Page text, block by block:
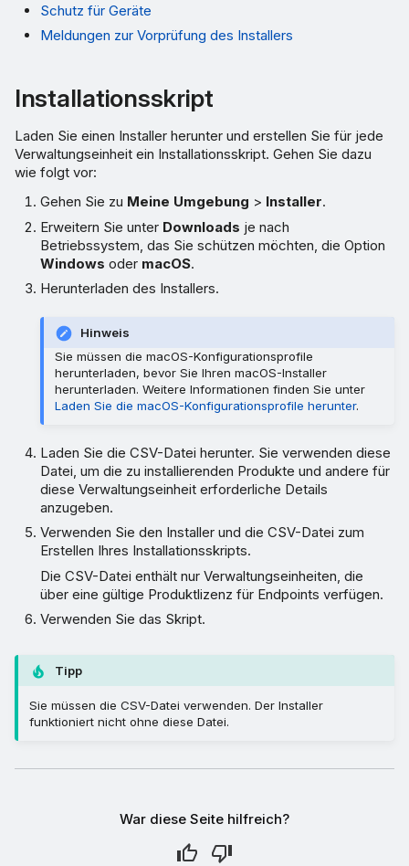
Schutz für Geräte
Meldungen zur Vorprüfung des Installers
Installationsskript
Laden Sie einen Installer herunter und erstellen Sie für jede
Verwaltungseinheit ein Installationsskript. Gehen Sie dazu
wie folgt vor:
Gehen Sie zu Meine Umgebung > Installer.
Erweitern Sie unter Downloads je nach
Betriebssystem, das Sie schützen möchten, die Option
Windows oder macOS.
Herunterladen des Installers.
Hinweis
Sie müssen die macOS-Konfigurationsprofile
herunterladen, bevor Sie Ihren macOS-Installer
herunterladen. Weitere Informationen finden Sie unter
Laden Sie die macOS-Konfigurationsprofile herunter.
Laden Sie die CSV-Datei herunter. Sie verwenden diese
Datei, um die zu installierenden Produkte und andere für
diese Verwaltungseinheit erforderliche Details
anzugeben.
Verwenden Sie den Installer und die CSV-Datei zum
Erstellen Ihres Installationsskripts.
Die CSV-Datei enthält nur Verwaltungseinheiten, die
über eine gültige Produktlizenz für Endpoints verfügen.
Verwenden Sie das Skript.
Tipp
Sie müssen die CSV-Datei verwenden. Der Installer
funktioniert nicht ohne diese Datei.
War diese Seite hilfreich?